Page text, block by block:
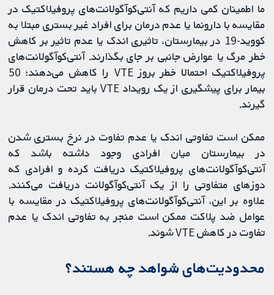
ما اطمینان کمی داریم که آنتی‌کوآگولانت‌های پروفیلاکتیک در
مقایسه با دارونما یا عدم درمان برای افراد غیر بستری مبتلا به
کووید-19 در بیمارستان، تاثیری اندک یا عدم تاثیر بر کاهش
خطر مرگ یا عوارض جانبی بر جای بگذارند. آنتی‌کوآگولانت‌های
پروفیلاکتیک احتمالا خطر بروز VTE را کاهش می‌دهند؛ 50
بیمار برای پیشگیری از یک رویداد VTE باید تحت درمان قرار
گیرند.
ممکن است تفاوتی اندک یا عدم تفاوت در نرخ بستری شدن
در بیمارستان میان افرادی وجود داشته باشد که
آنتی‌کوآگولانت‌های پروفیلاکتیک دریافت کرده و افرادی که
دوزهای متفاوتی را از یک آنتی‌کوآگولانت دریافت می‌کنند.
علاوه بر این، آنتی‌کوآگولانت‌های پروفیلاکتیک در مقایسه با
عوامل ضد پلاکت ممکن است منجر به تفاوتی اندک یا عدم
تفاوت در کاهش VTE شوند.
محدودیت‌های شواهد چه هستند؟